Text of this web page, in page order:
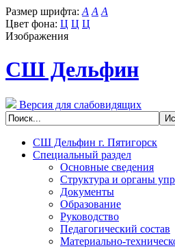
Размер шрифта: A A A
Цвет фона: Ц Ц Ц
Изображения
СШ Дельфин
Версия для слабовидящих
СШ Дельфин г. Пятигорск
Специальный раздел
Основные сведения
Структура и органы
Документы
Образование
Руководство
Педагогический состав
Материально-